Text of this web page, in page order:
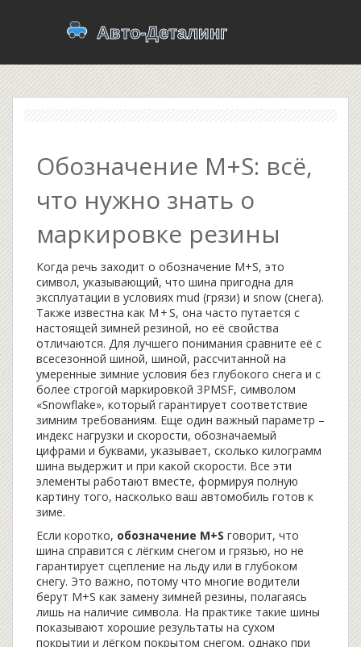
Обозначение M+S: всё,
что нужно знать о
маркировке резины
Когда речь заходит о обозначение M+S, это
символ, указывающий, что шина пригодна для
эксплуатации в условиях mud (грязи) и snow (снега).
Также известна как M + S, она часто путается с
настоящей зимней резиной, но её свойства
отличаются. Для лучшего понимания сравните её с
всесезонной шиной, шиной, рассчитанной на
умеренные зимние условия без глубокого снега и с
более строгой маркировкой 3PMSF, символом
«Snowflake», который гарантирует соответствие
зимним требованиям. Еще один важный параметр –
индекс нагрузки и скорости, обозначаемый
цифрами и буквами, указывает, сколько килограмм
шина выдержит и при какой скорости. Все эти
элементы работают вместе, формируя полную
картину того, насколько ваш автомобиль готов к
зиме.
Если коротко, обозначение M+S говорит, что
шина справится с лёгким снегом и грязью, но не
гарантирует сцепление на льду или в глубоком
снегу. Это важно, потому что многие водители
берут M+S как замену зимней резины, полагаясь
лишь на наличие символа. На практике такие шины
показывают хорошие результаты на сухом
покрытии и лёгком покрытом снегом, однако при